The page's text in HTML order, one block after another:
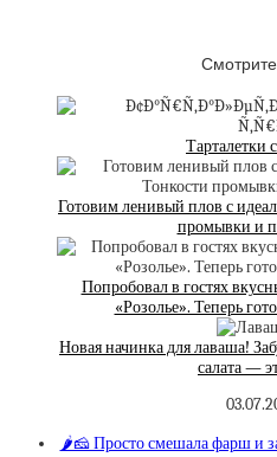
Тарталетки
Готовим ленивый плов с
промывки и
Попробовал в гостях
«Розолье». Теперь
Новая начинка для лаваша!
салата —
🌶️🧀 Просто смешала фарш и